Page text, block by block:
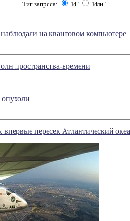
Тип запроса: "И" "Или"
на квантовом компьютере
пространства-времени
впервые пересек Атлантический